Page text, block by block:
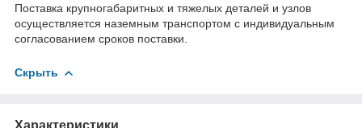
Поставка крупногабаритных и тяжелых деталей и узлов
осуществляется наземным транспортом с индивидуальным
согласованием сроков поставки.
Скрыть
Характеристики